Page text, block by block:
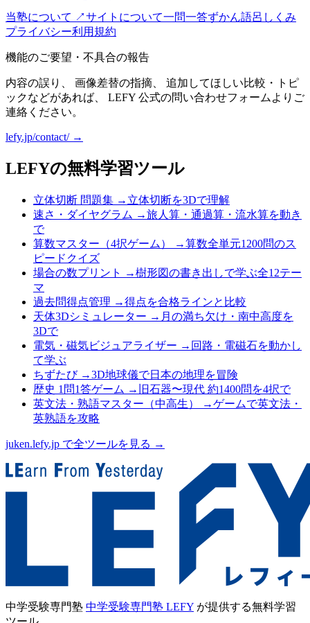
当塾について ↗サイトについて一問一答ずかん語呂 しくみ
プライバシー利用規約
機能のご要望・不具合の報告
内容の誤り、 画像差替の指摘、 追加してほしい比較・トピ
ックなどがあれば、 LEFY 公式の問い合わせフォームよりご
連絡ください。
lefy.jp/contact/ →
LEFYの無料学習ツール
立体切断 問題集 → 立体切断を3Dで理解
速さ・ダイヤグラム →旅人算・通過算・流水算を動き
で
算数マスター（4択ゲーム）
→算数全単元1200問のス
ピードクイズ
場合の数プリント
→樹形図の書き出しで学ぶ全12テー
マ
過去問得点管理 →得点を合格ラインと比較
天体3Dシミュレーター → 月の満ち欠け・南中高度を
3Dで
電気・磁気ビジュアライザー → 回路・電磁石を動かし
て学ぶ
ちずたび→3D地球儀で日本の地理を冒険
歴史 1問1答ゲーム → 旧石器〜現代 約1400問を4択で
英文法・熟語マスター（中高生）
→ゲームで英文法・
英熟語を攻略
juken.lefy.jp で全ツールを見る →
中学受験専門塾 中学受験専門塾 LEFY が提供する無料学習